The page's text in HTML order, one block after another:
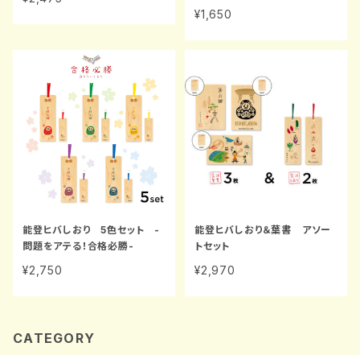
¥1,650
能登ヒバしおり 5色セット -
問題をアテる！合格必勝-
¥2,750
能登ヒバしおり＆葉書 アソー
トセット
¥2,970
CATEGORY